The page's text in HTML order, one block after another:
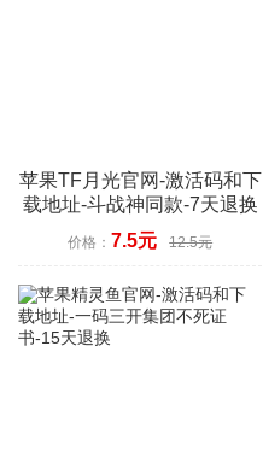
苹果TF月光官网-激活码和下
载地址-斗战神同款-7天退换
价格： 7.5元 12.5元